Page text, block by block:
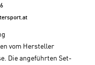
vom Hersteller
Die angeführten Set-